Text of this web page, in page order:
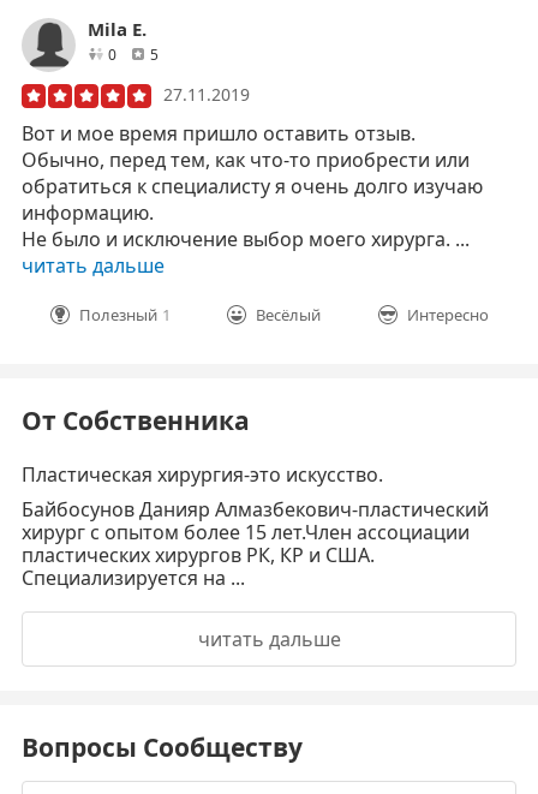
Mila E.
0друзей
5отзывов
27.11.2019
Вот и мое время пришло оставить отзыв.
Обычно, перед тем, как что-то приобрести или
обратиться к специалисту я очень долго изучаю
информацию.
Не было и исключение выбор моего хирурга. ...
читать дальше
Полезный 1 Весёлый Интересно
От Собственника
Пластическая хирургия-это искусство.
Байбосунов Данияр Алмазбекович-пластический
хирург с опытом более 15 лет.Член ассоциации
пластических хирургов РК, КР и США.
Специализируется на ...
читать дальше
Вопросы Сообществу